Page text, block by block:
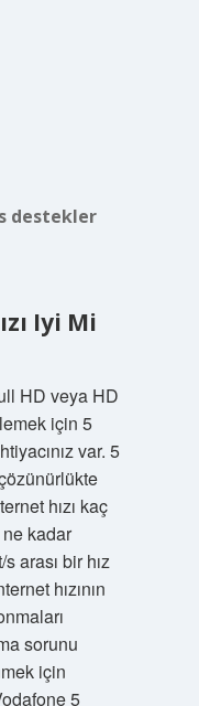
destekler
Iyi Mi
HD veya HD
için 5
var. 5
hızı kaç
ne kadar
arası bir hız
hızının
sorunu
için
5